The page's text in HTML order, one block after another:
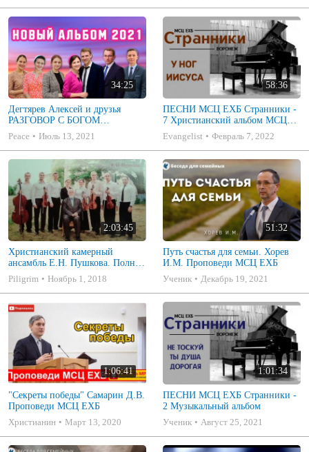
34:25
Дегтярев Алексей и друзья
РАЗГОВОР С БОГОМ
Христианские песни МСЦ ЕХБ
2021 (7я)
Peace Июль 13, 2021
58:36
ПЕСНИ МСЦ ЕХБ Странники -
7 Христианский альбом МСЦ
ЕХБ
Evangelist Февраль 7, 2022
2:03:45
Христианский камерный
ансамбль Е.Н. Пушкова. Полное
собрание
Piligrim Ноябрь 1, 2018
51:32
Путь счастья для семьи. Хорев
И.М. Проповеди МСЦ ЕХБ
Ученик
Декабрь 19, 2021
1:06:41
"Секреты победы" Самарин Д.В.
Проповеди МСЦ ЕХБ
Христианин
Март 13, 2020
1:01:34
ПЕСНИ МСЦ ЕХБ Странники -
2 Музыкальный альбом
Ученик
Август 25, 2021